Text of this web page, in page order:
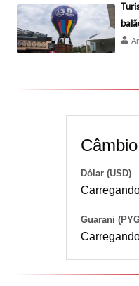
Câmbio
Dólar (USD)
Guarani